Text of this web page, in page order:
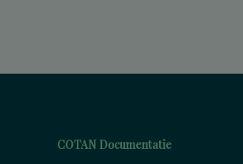
COTAN Documentatie